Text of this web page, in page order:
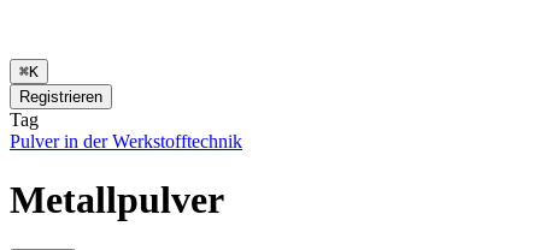
⌘K
Registrieren
Tag
Pulver in der Werkstofftechnik
Metallpulver